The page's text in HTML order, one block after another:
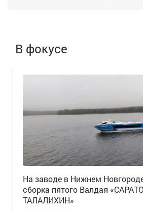
В фокусе
Н️а заводе в Нижнем
сборка пятого Валдая
ТАЛАЛИХИН»